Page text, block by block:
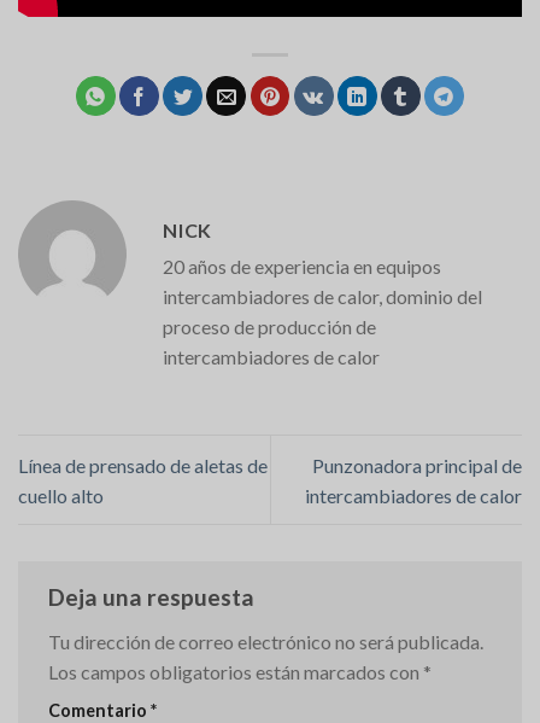
NICK
20 años de experiencia en equipos
intercambiadores de calor, dominio del
proceso de producción de
intercambiadores de calor
Línea de prensado de aletas de
cuello alto
Punzonadora principal de
intercambiadores de calor
Deja una respuesta
Tu dirección de correo electrónico no será publicada.
Los campos obligatorios están marcados con *
Comentario *